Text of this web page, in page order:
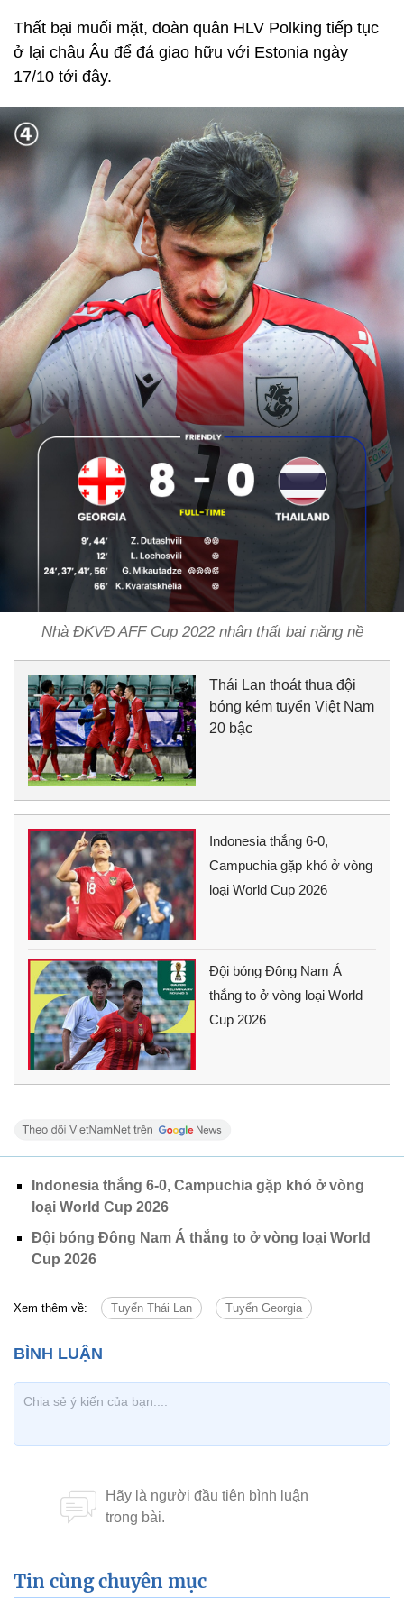
Thất bại muối mặt, đoàn quân HLV Polking tiếp tục
ở lại châu Âu để đá giao hữu với Estonia ngày
17/10 tới đây.
Nhà ĐKVĐ AFF Cup 2022 nhận thất bại nặng nề
Thái Lan thoát thua đội
bóng kém tuyển Việt Nam
20 bậc
Indonesia thắng 6-0,
Campuchia gặp khó ở vòng
loại World Cup 2026
Đội bóng Đông Nam Á
thắng to ở vòng loại World
Cup 2026
Indonesia thắng 6-0, Campuchia gặp khó ở vòng
loại World Cup 2026
Đội bóng Đông Nam Á thắng to ở vòng loại World
Cup 2026
Xem thêm về: Tuyển Thái Lan Tuyển Georgia
Tin cùng chuyên mục